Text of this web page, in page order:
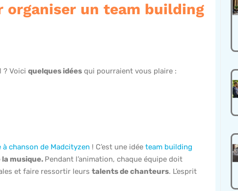
organiser un team building
? Voici quelques idées qui pourraient vous plaire :
à chanson de Madcityzen ! C’est une idée team building
la musique. Pendant l’animation, chaque équipe doit
et faire ressortir leurs talents de chanteurs. L’esprit